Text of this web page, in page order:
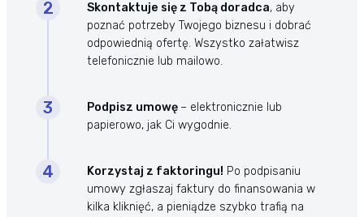
Skontaktuje się z Tobą doradca, aby
poznać potrzeby Twojego biznesu i dobrać
odpowiednią ofertę. Wszystko załatwisz
telefonicznie lub mailowo.
Podpisz umowę – elektronicznie lub
papierowo, jak Ci wygodnie.
Korzystaj z faktoringu! Po podpisaniu
umowy zgłaszaj faktury do finansowania w
kilka kliknięć, a pieniądze szybko trafią na